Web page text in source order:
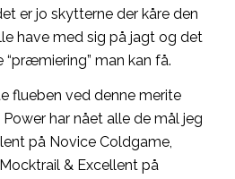
er jo skytterne der kåre den
have med sig på jagt og det
man kan få.
flueben ved denne merite
har nået alle de mål jeg
på Novice Coldgame,
& Excellent på